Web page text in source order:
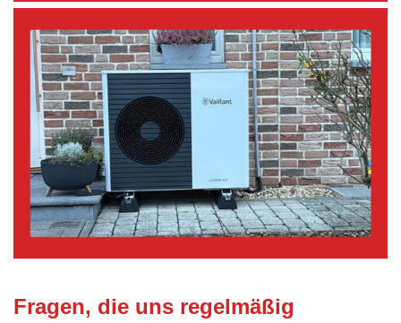
Fragen, die uns regelmäßig